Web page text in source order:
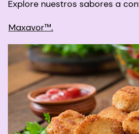
Explore nuestros sabores a
Maxavor™.